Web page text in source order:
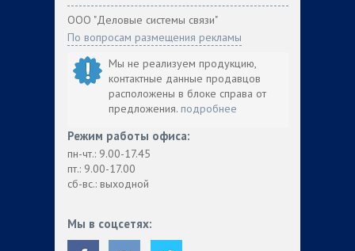
ООО "Деловые системы связи"
По вопросам размещения рекламы
Мы не реализуем продукцию,
контактные данные продавцов
расположены в блоке справа от
предложения. подробнее
Режим работы офиса:
пн-чт.: 9.00-17.45
пт.: 9.00-17.00
сб-вс.: выходной
Мы в соцсетях: